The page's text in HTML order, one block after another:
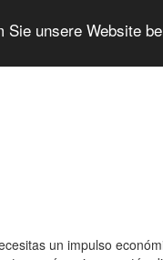
unsere Website
un impulso